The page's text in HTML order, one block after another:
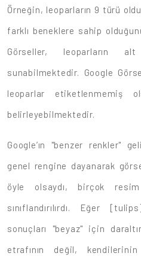
Örneğin, leoparların 9 türü
farklı beneklere sahip
Görseller, leoparların alt
sunabilmektedir. Google
leoparlar etiketlenmemiş
belirleyebilmektedir.
Google’ın "benzer renkler"
genel rengine dayanarak
öyle olsaydı, birçok
sınıflandırılırdı. Eğer
sonuçları "beyaz" için
etrafının değil,